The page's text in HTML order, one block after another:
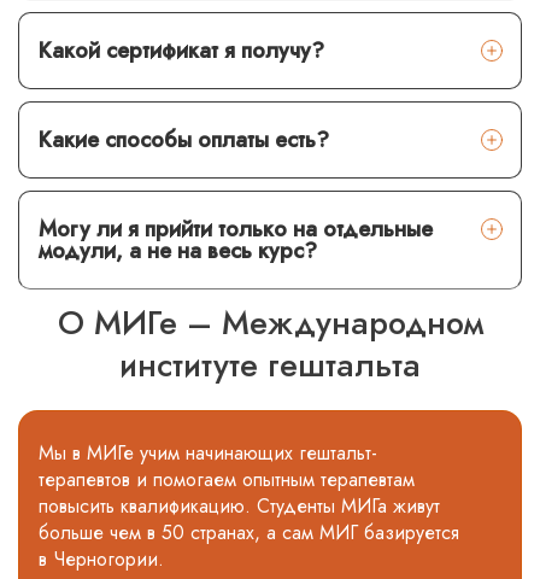
Какой сертификат я получу?
Какие способы оплаты есть?
Могу ли я прийти только на отдельные
модули, а не на весь курс?
О МИГе – Международном
институте гештальта
Мы в МИГе учим начинающих гештальт-
терапевтов и помогаем опытным терапевтам
повысить квалификацию. Студенты МИГа живут
больше чем в 50 странах, а сам МИГ базируется
в Черногории.